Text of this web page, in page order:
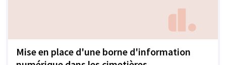
Mise en place d'une borne d'information